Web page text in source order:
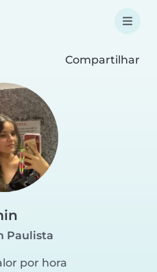
Compartilhar
Paulista
por hora